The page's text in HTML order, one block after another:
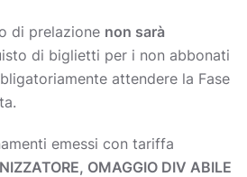
di prelazione non sarà
di biglietti per i non abbonati
attendere la Fase
emessi con tariffa
OMAGGIO DIV ABILE